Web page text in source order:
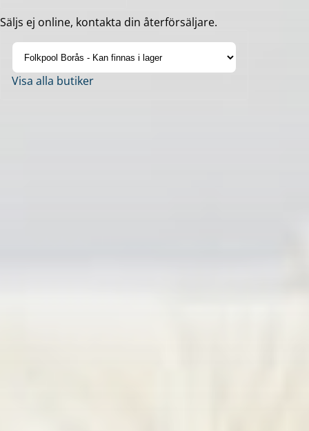
Säljs ej online, kontakta din återförsäljare.
Visa alla butiker